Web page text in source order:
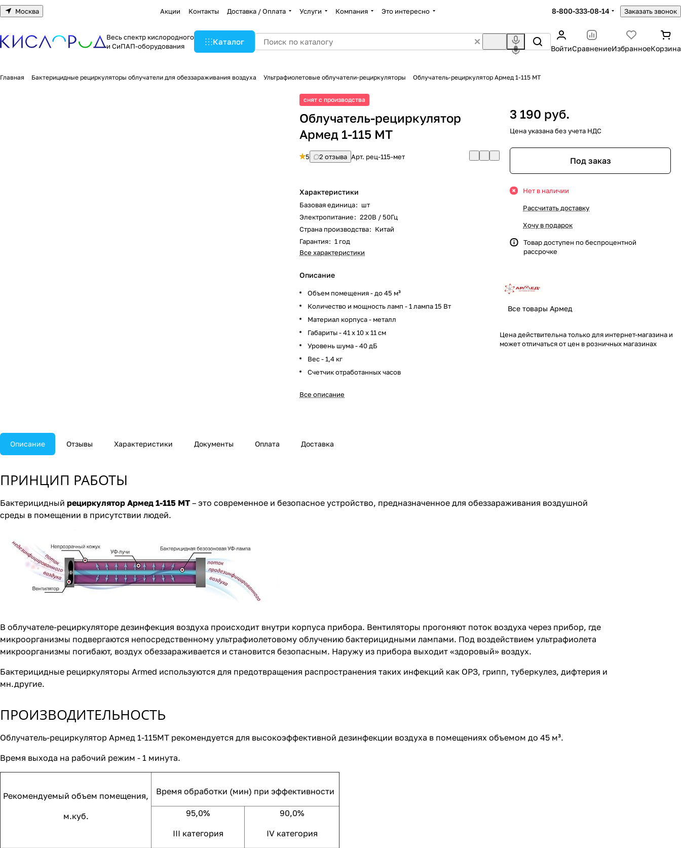
Москва Акции Контакты Доставка / Оплата Услуги Компания Это интересно 8-800-333-08-14 Заказать звонок
Весь спектр кислородного
и СиПАП-оборудования
Каталог
ВойтиСравнениеИзбранноеКорзина
Главная Бактерицидные рециркуляторы облучатели для обеззараживания воздуха Ультрафиолетовые облучатели-рециркуляторы Облучатель-рециркулятор Армед 1-115 МТ
снят с производства
Облучатель-рециркулятор
Армед 1-115 МТ
5 2 отзыва Арт. рец-115-мет
Характеристики
Базовая единица: шт
Электропитание: 220В / 50Гц
Страна производства: Китай
Гарантия: 1 год
Все характеристики
Описание
Объем помещения - до 45 м³
Количество и мощность ламп - 1 лампа 15 Вт
Материал корпуса - металл
Габариты - 41 х 10 х 11 см
Уровень шума - 40 дБ
Вес - 1,4 кг
Счетчик отработанных часов
Все описание
3 190 руб.
Цена указана без учета НДС
Под заказ
Нет в наличии
Рассчитать доставку
Хочу в подарок
Товар доступен побеспроцентной
рассрочке
Все товары Армед
Цена действительна только для интернет-магазина и
может отличаться от цен в розничных магазинах
Описание Отзывы Характеристики Документы Оплата Доставка
ПРИНЦИП РАБОТЫ
Бактерицидный рециркулятор Армед 1-115 МТ – это современное и безопасное устройство, предназначенное для обеззараживания воздушной
среды в помещении в присутствии людей.
В облучателе-рециркуляторе дезинфекция воздуха происходит внутри корпуса прибора. Вентиляторы прогоняют поток воздуха через прибор, где
микроорганизмы подвергаются непосредственному ультрафиолетовому облучению бактерицидными лампами. Под воздействием ультрафиолета
микроорганизмы погибают, воздух обеззараживается и становится безопасным. Наружу из прибора выходит «здоровый» воздух.
Бактерицидные рециркуляторы Armed используются для предотвращения распространения таких инфекций как ОРЗ, грипп, туберкулез, дифтерия и
мн.другие.
ПРОИЗВОДИТЕЛЬНОСТЬ
Облучатель-рециркулятор Армед 1-115МТ рекомендуется для высокоэффективной дезинфекции воздуха в помещениях объемом до 45 м³.
Время выхода на рабочий режим - 1 минута.
Рекомендуемый объем помещения,
м.куб.
Время обработки (мин) при эффективности
95,0%
III категория
90,0%
IV категория